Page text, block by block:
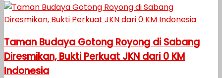
Taman Budaya Gotong Royong di Sabang
Diresmikan, Bukti Perkuat JKN dari 0 KM
Indonesia